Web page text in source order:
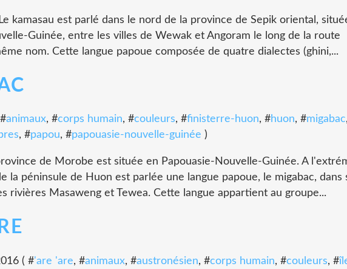
kamasau est parlé dans le nord de la province de Sepik oriental,
Guinée, entre les villes de Wewak et Angoram le long de la route
nom. Cette langue papoue composée de quatre dialectes (ghini,...
animaux, #corps humain, #couleurs, #finisterre-huon, #huon, #migabac,
, #papou, #papouasie-nouvelle-guinée )
de Morobe est située en Papouasie-Nouvelle-Guinée. A
la péninsule de Huon est parlée une langue papoue, le migabac, dans
rivières Masaweng et Tewea. Cette langue appartient au groupe...
( #'are 'are, #animaux, #austronésien, #corps humain, #couleurs, #